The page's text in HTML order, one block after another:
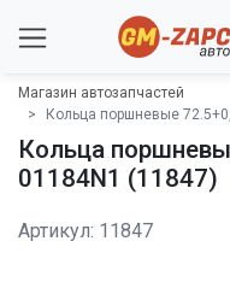
Магазин автозапчастей
Кольца поршневые
Кольца
01184N1 (11847)
Артикул: 11847